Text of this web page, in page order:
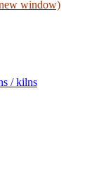
window)
/ kilns